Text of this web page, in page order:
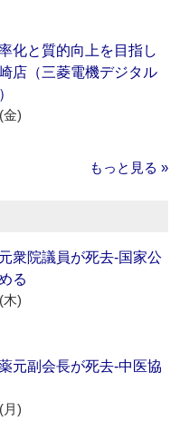
化と質的向上を目指し
店（三菱電機デジタル
金)
もっと見る »
衆院議員が死去‐国家公
る
木)
元副会長が死去‐中医協
月)